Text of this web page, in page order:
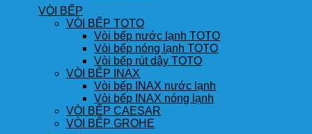
VÒI BẾP
VÒI BẾP TOTO
Vòi bếp nước lạnh TOTO
Vòi bếp nóng lạnh TOTO
Vòi bếp rút dây TOTO
VÒI BẾP INAX
Vòi bếp INAX nước lạnh
Vòi bếp INAX nóng lạnh
VÒI BẾP CAESAR
VÒI BẾP GROHE